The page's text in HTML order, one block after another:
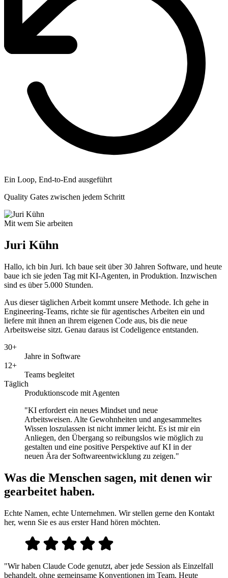
Ein Loop, End-to-End ausgeführt
Quality Gates zwischen jedem Schritt
Mit wem Sie arbeiten
Juri Kühn
Hallo, ich bin Juri. Ich baue seit über 30 Jahren Software, und heute
baue ich sie jeden Tag mit KI-Agenten, in Produktion. Inzwischen
sind es über 5.000 Stunden.
Aus dieser täglichen Arbeit kommt unsere Methode. Ich gehe in
Engineering-Teams, richte sie für agentisches Arbeiten ein und
liefere mit ihnen an ihrem eigenen Code aus, bis die neue
Arbeitsweise sitzt. Genau daraus ist Codeligence entstanden.
30+
Jahre in Software
12+
Teams begleitet
Täglich
Produktionscode mit Agenten
"KI erfordert ein neues Mindset und neue
Arbeitsweisen. Alte Gewohnheiten und angesammeltes
Wissen loszulassen ist nicht immer leicht. Es ist mir ein
Anliegen, den Übergang so reibungslos wie möglich zu
gestalten und eine positive Perspektive auf KI in der
neuen Ära der Softwareentwicklung zu zeigen."
Was die Menschen sagen, mit denen wir
gearbeitet haben.
Echte Namen, echte Unternehmen. Wir stellen gerne den Kontakt
her, wenn Sie es aus erster Hand hören möchten.
"Wir haben Claude Code genutzt, aber jede Session als Einzelfall
behandelt, ohne gemeinsame Konventionen im Team. Heute